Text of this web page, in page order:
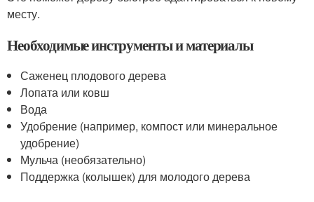
месту.
Необходимые инструменты и материалы
Саженец плодового дерева
Лопата или ковш
Вода
Удобрение (например, компост или минеральное
удобрение)
Мульча (необязательно)
Поддержка (колышек) для молодого дерева